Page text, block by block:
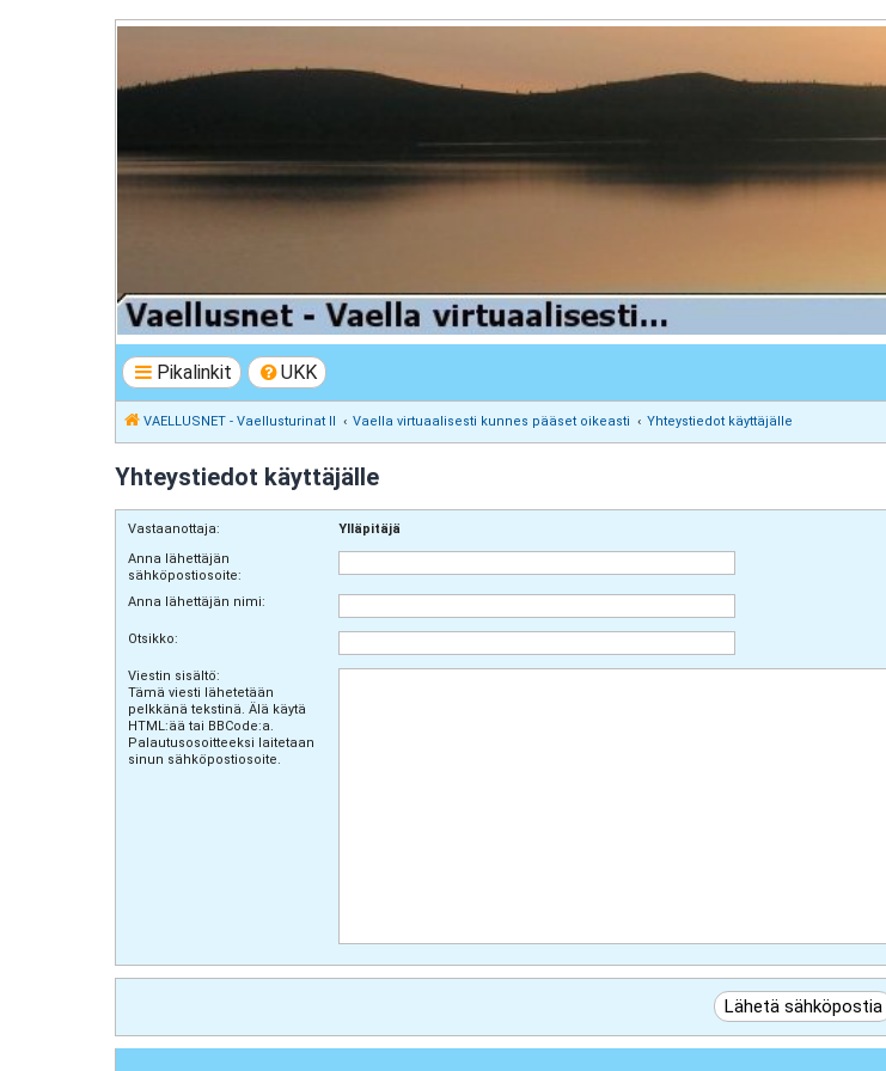
VAELLUSNET - Vaellusturinat II
Keskustelua vaeltamisesta ja Lapista
Pikalinkit UKK
VAELLUSNET - Vaellusturinat II Vaella virtuaalisesti kunnes pääset oikeasti Yhteystiedot käyttäjälle
Yhteystiedot käyttäjälle
Vastaanottaja:
Ylläpitäjä
Anna lähettäjän
sähköpostiosoite:
Anna lähettäjän nimi:
Otsikko:
Viestin sisältö:
Tämä viesti lähetetään
pelkkänä tekstinä. Älä käytä
HTML:ää tai BBCode:a.
Palautusosoitteeksi laitetaan
sinun sähköpostiosoite.